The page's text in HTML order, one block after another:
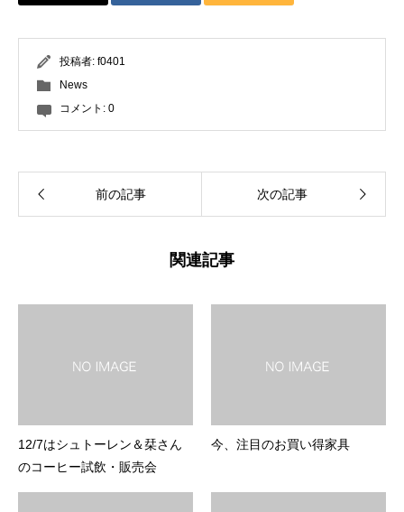
投稿者: f0401
News
コメント: 0
前の記事 次の記事
関連記事
12/7はシュトーレン＆栞さん
のコーヒー試飲・販売会
今、注目のお買い得家具